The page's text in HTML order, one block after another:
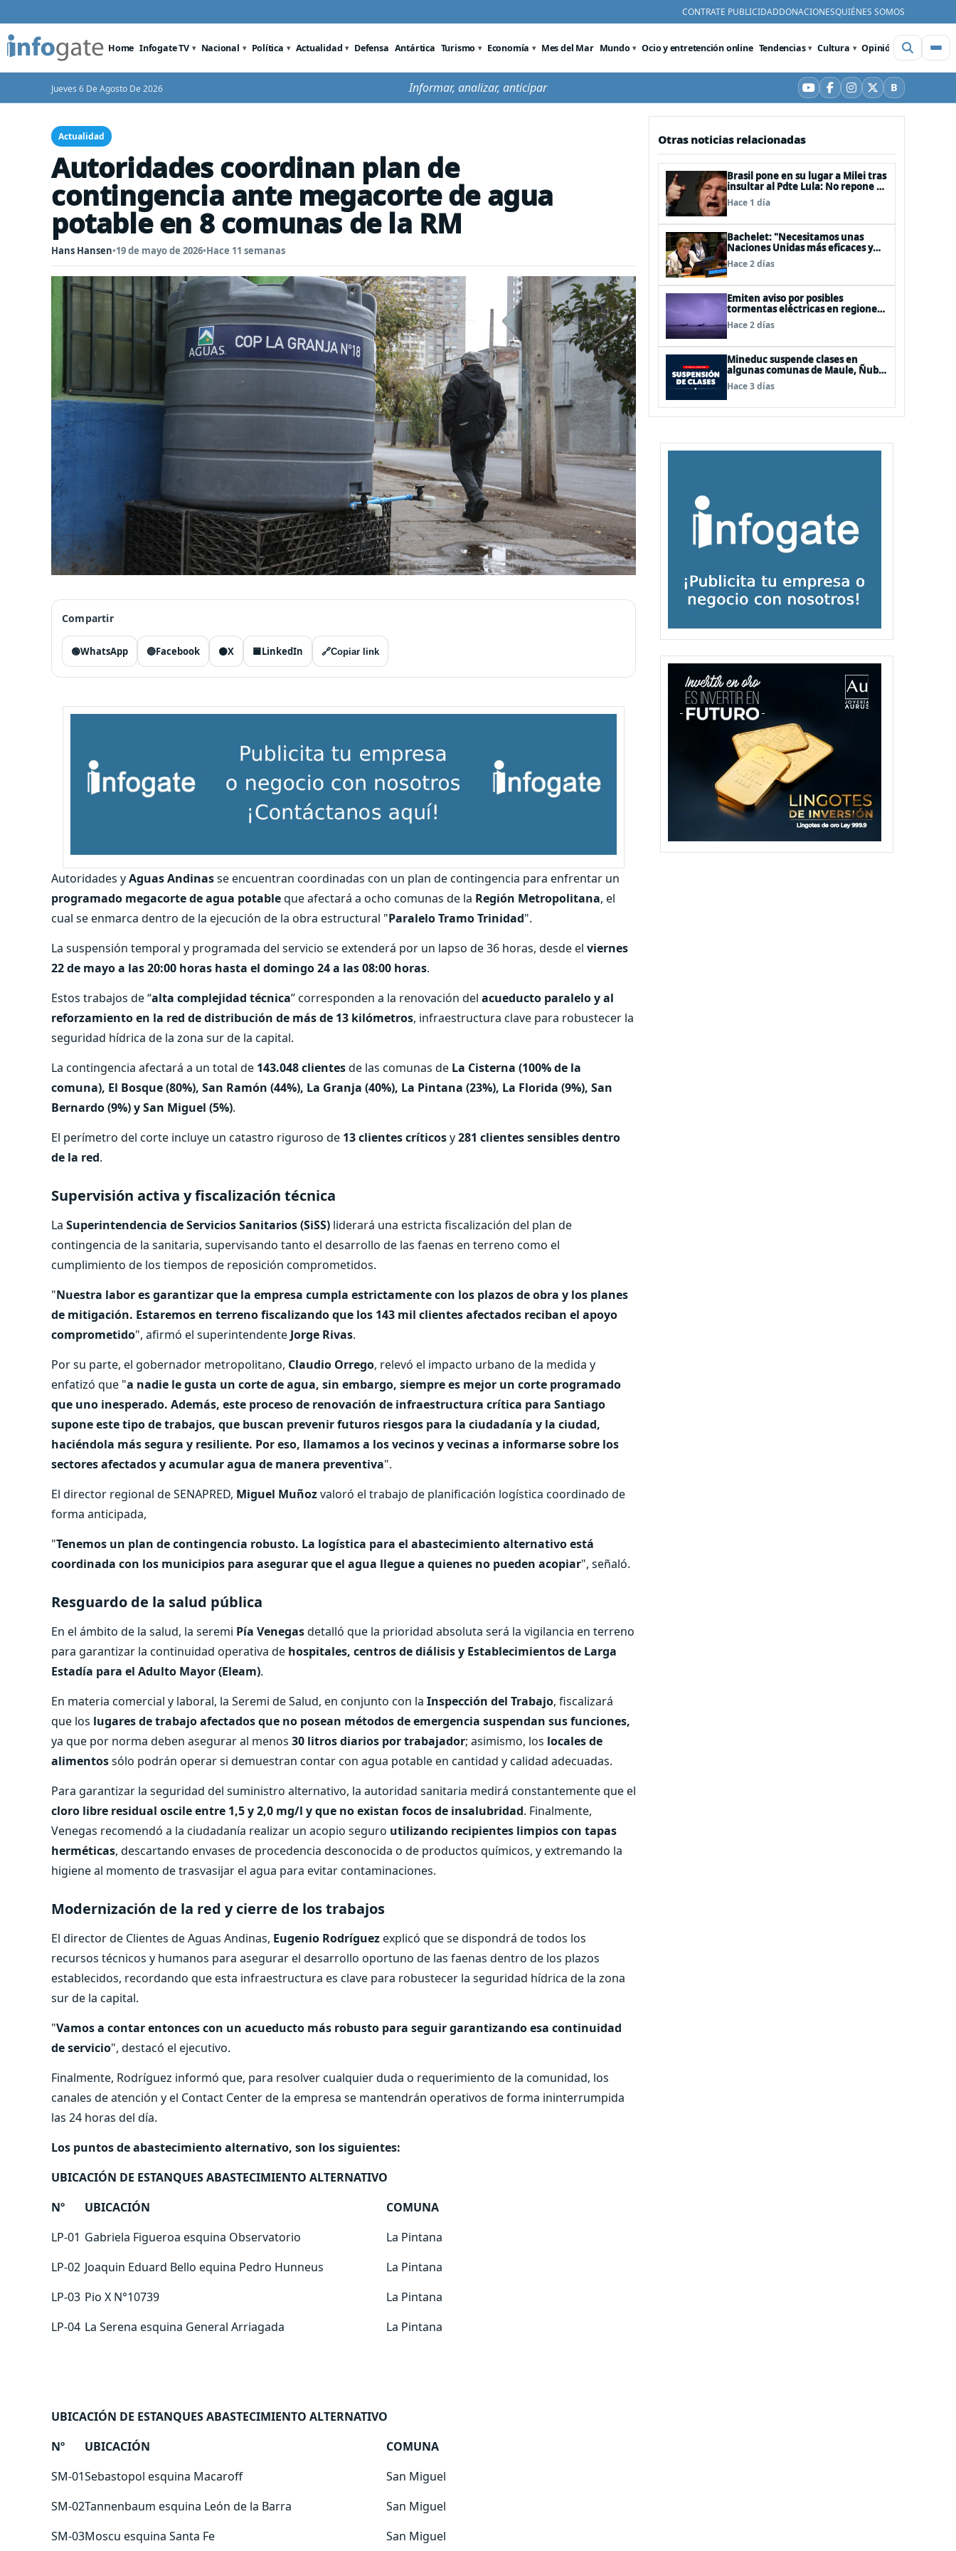
CONTRATE PUBLICIDADDONACIONESQUIÉNES SOMOS
Home Infogate TV Nacional Política Actualidad Defensa Antártica Turismo Economía Mes del Mar Mundo Ocio y entretención online Tendencias Cultura Opinión Videos
Jueves 6 De Agosto De 2026 Informar, analizar, anticipar YouTube
Facebook
Instagram
X BBluesky
Actualidad
Autoridades coordinan plan de
contingencia ante megacorte de agua
potable en 8 comunas de la RM
Hans Hansen•19 de mayo de 2026•Hace 11 semanas
Compartir
🟢WhatsApp 🔵Facebook ⚫X 🟦LinkedIn 🔗Copiar link
Autoridades yAguas Andinasse encuentran coordinadas con un plan de contingencia para enfrentar un
programado megacorte de agua potableque afectará a ocho comunas de la Región Metropolitana, el
cual se enmarca dentro de la ejecución de la obra estructural "Paralelo Tramo Trinidad".
La suspensión temporal y programada del servicio se extenderá por un lapso de 36 horas, desde el viernes
22 de mayo a las 20:00 horas hasta el domingo 24 a las 08:00 horas.
Estos trabajos de “alta complejidad técnica” corresponden a la renovación del acueducto paralelo y al
reforzamiento en la red de distribución de más de 13 kilómetros, infraestructura clave para robustecer la
seguridad hídrica de la zona sur de la capital.
La contingencia afectará a un total de 143.048 clientesde las comunas de La Cisterna (100% de la
comuna), El Bosque (80%), San Ramón (44%), La Granja (40%), La Pintana (23%), La Florida (9%), San
Bernardo (9%) y San Miguel (5%).
El perímetro del corte incluye un catastro riguroso de 13 clientes críticosy281 clientes sensibles dentro
de la red.
Supervisión activa y fiscalización técnica
La Superintendencia de Servicios Sanitarios (SiSS) liderará una estricta fiscalización del plan de
contingencia de la sanitaria, supervisando tanto el desarrollo de las faenas en terreno como el
cumplimiento de los tiempos de reposición comprometidos.
"Nuestra labor es garantizar que la empresa cumpla estrictamente con los plazos de obra y los planes
de mitigación. Estaremos en terreno fiscalizando que los 143 mil clientes afectados reciban el apoyo
comprometido", afirmó el superintendente Jorge Rivas.
Por su parte, el gobernador metropolitano, Claudio Orrego, relevó el impacto urbano de la medida y
enfatizó que "a nadie le gusta un corte de agua, sin embargo, siempre es mejor un corte programado
que uno inesperado. Además, este proceso de renovación de infraestructura crítica para Santiago
supone este tipo de trabajos, que buscan prevenir futuros riesgos para la ciudadanía y la ciudad,
haciéndola más segura y resiliente. Por eso, llamamos a los vecinos y vecinas a informarse sobre los
sectores afectados y acumular agua de manera preventiva".
El director regional de SENAPRED, Miguel Muñozvaloró el trabajo de planificación logística coordinado de
forma anticipada,
"Tenemos un plan de contingencia robusto. La logística para el abastecimiento alternativo está
coordinada con los municipios para asegurar que el agua llegue a quienes no pueden acopiar", señaló.
Resguardo de la salud pública
En el ámbito de la salud, la seremi Pía Venegasdetalló que la prioridad absoluta será la vigilancia en terreno
para garantizar la continuidad operativa de hospitales, centros de diálisis y Establecimientos de Larga
Estadía para el Adulto Mayor (Eleam).
En materia comercial y laboral, la Seremi de Salud, en conjunto con la Inspección del Trabajo, fiscalizará
que los lugares de trabajo afectados que no posean métodos de emergencia suspendan sus funciones,
ya que por norma deben asegurar al menos 30 litros diarios por trabajador; asimismo, los locales de
alimentossólo podrán operar si demuestran contar con agua potable en cantidad y calidad adecuadas.
Para garantizar la seguridad del suministro alternativo, la autoridad sanitaria medirá constantemente que el
cloro libre residual oscile entre 1,5 y 2,0 mg/l y que no existan focos de insalubridad. Finalmente,
Venegas recomendó a la ciudadanía realizar un acopio seguro utilizando recipientes limpios con tapas
herméticas, descartando envases de procedencia desconocida o de productos químicos, y extremando la
higiene al momento de trasvasijar el agua para evitar contaminaciones.
Modernización de la red y cierre de los trabajos
El director de Clientes de Aguas Andinas, Eugenio Rodríguezexplicó que se dispondrá de todos los
recursos técnicos y humanos para asegurar el desarrollo oportuno de las faenas dentro de los plazos
establecidos, recordando que esta infraestructura es clave para robustecer la seguridad hídrica de la zona
sur de la capital.
"Vamos a contar entonces con un acueducto más robusto para seguir garantizando esa continuidad
de servicio", destacó el ejecutivo.
Finalmente, Rodríguez informó que, para resolver cualquier duda o requerimiento de la comunidad, los
canales de atención y el Contact Center de la empresa se mantendrán operativos de forma ininterrumpida
las 24 horas del día.
Los puntos de abastecimiento alternativo, son los siguientes:
UBICACIÓN DE ESTANQUES ABASTECIMIENTO ALTERNATIVO
Nº
UBICACIÓN
COMUNA
LP-01 Gabriela Figueroa esquina Observatorio
La Pintana
LP-02 Joaquin Eduard Bello equina Pedro Hunneus
La Pintana
LP-03 Pio X N°10739
La Pintana
LP-04 La Serena esquina General Arriagada La Pintana
UBICACIÓN DE ESTANQUES ABASTECIMIENTO ALTERNATIVO
Nº
UBICACIÓN
COMUNA
SM-01Sebastopol esquina Macaroff
San Miguel
SM-02Tannenbaum esquina León de la Barra
San Miguel
SM-03Moscu esquina Santa Fe San Miguel
Otras noticias relacionadas
Brasil pone en su lugar a Milei tras
insultar al Pdte Lula: No repone al
embajador en BBSS y rebaja la
relación bilateral
Hace 1 día
Bachelet: "Necesitamos unas
Naciones Unidas más eficaces y
cercanas a las personas"
Hace 2 días
Emiten aviso por posibles
tormentas eléctricas en regiones
de Los Lagos y Aysén
Hace 2 días
Mineduc suspende clases en
algunas comunas de Maule, Ñuble
y La Araucanía para este lunes
Hace 3 días